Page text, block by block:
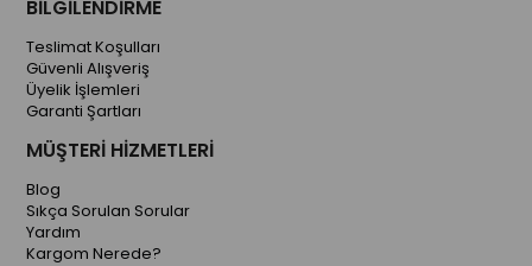
BİLGİLENDİRME
Teslimat Koşulları
Güvenli Alışveriş
Üyelik İşlemleri
Garanti Şartları
MÜŞTERİ HİZMETLERİ
Blog
Sıkça Sorulan Sorular
Yardım
Kargom Nerede?